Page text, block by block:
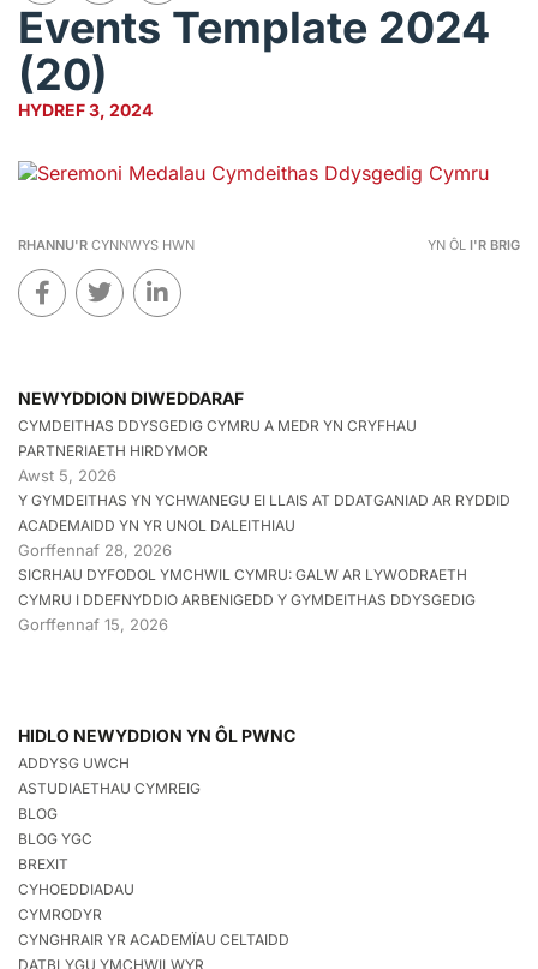
Events Template 2024
(20)
HYDREF 3, 2024
RHANNU'R CYNNWYS HWN YN ÔL I'R BRIG
NEWYDDION DIWEDDARAF
CYMDEITHAS DDYSGEDIG CYMRU A MEDR YN CRYFHAU
PARTNERIAETH HIRDYMOR
Awst 5, 2026
Y GYMDEITHAS YN YCHWANEGU EI LLAIS AT DDATGANIAD AR RYDDID
ACADEMAIDD YN YR UNOL DALEITHIAU
Gorffennaf 28, 2026
SICRHAU DYFODOL YMCHWIL CYMRU: GALW AR LYWODRAETH
CYMRU I DDEFNYDDIO ARBENIGEDD Y GYMDEITHAS DDYSGEDIG
Gorffennaf 15, 2026
HIDLO NEWYDDION YN ÔL PWNC
ADDYSG UWCH
ASTUDIAETHAU CYMREIG
BLOG
BLOG YGC
BREXIT
CYHOEDDIADAU
CYMRODYR
CYNGHRAIR YR ACADEMÏAU CELTAIDD
DATBLYGU YMCHWILWYR